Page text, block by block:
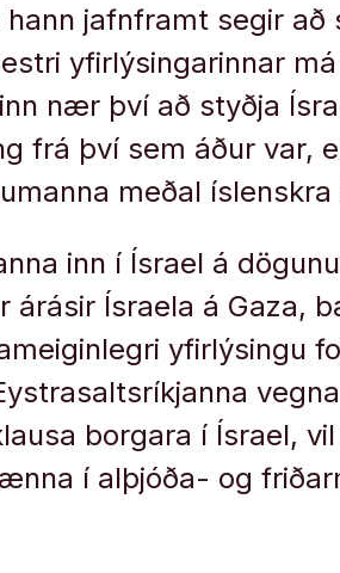
jafnframt segir að
yfirlýsingarinnar
nær því að styðja
frá því sem áður var,
meðal íslenskra
inn í Ísrael á
Ísraela á Gaza,
yfirlýsingu
vegna
borgara í Ísrael,
í alþjóða- og